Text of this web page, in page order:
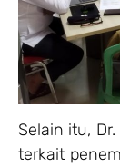
Selain itu,
terkait